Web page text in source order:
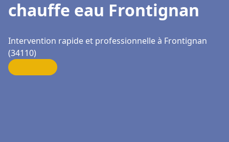
chauffe eau Frontignan
Intervention rapide et professionnelle à Frontignan
(34110)